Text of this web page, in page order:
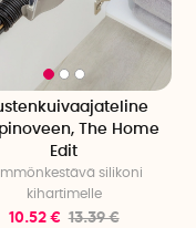
The Home
Edit
silikoni
kihartimelle
10.52 € 13.39 €